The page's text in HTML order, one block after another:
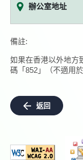
辦公室地址
備註:
如果在香港以外地方
碼「852」（不適用
返回